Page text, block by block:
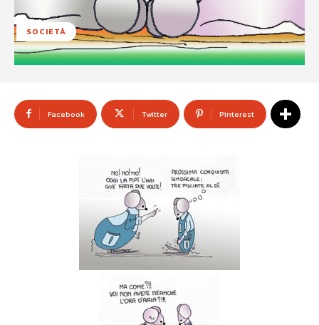
SOCIETÀ
Facebook Twitter Pinterest